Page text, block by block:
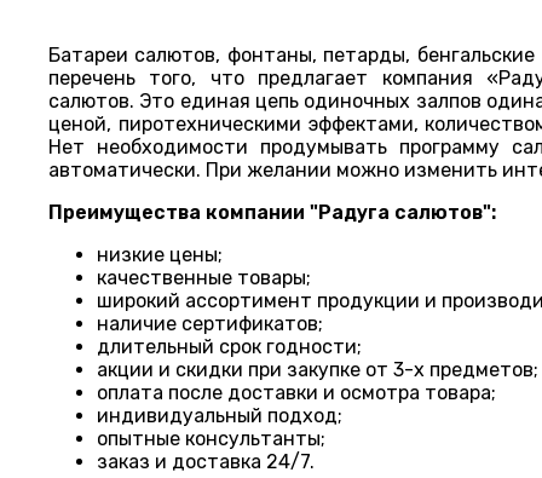
Батареи салютов, фонтаны, петарды,
перечень того, что предлагает компания
салютов. Это единая цепь одиночных залпов
ценой, пиротехническими эффектами,
Нет необходимости продумывать программу
автоматически. При желании можно изменить
Преимущества компании "Радуга салютов":
низкие цены;
качественные товары;
широкий ассортимент продукции и
наличие сертификатов;
длительный срок годности;
акции и скидки при закупке от 3-х предметов;
оплата после доставки и осмотра товара;
индивидуальный подход;
опытные консультанты;
заказ и доставка 24/7.